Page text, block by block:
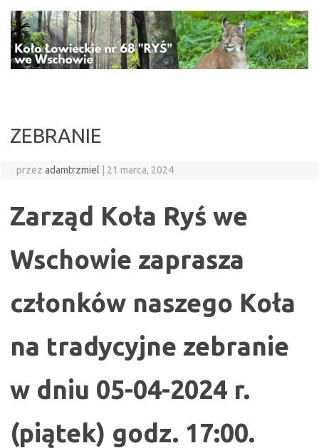
treści
ZEBRANIE
przez adamtrzmiel 21 marca, 2024
Zarząd Koła Ryś we
Wschowie zaprasza
członków naszego Koła
na tradycyjne zebranie
w dniu 05-04-2024 r.
(piątek) godz. 17:00.